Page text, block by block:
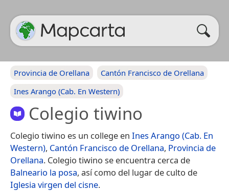
Provincia de Orellana
Cantón Francisco de Orellana
Ines Arango (Cab. En Western)
Colegio tiwino
Colegio tiwino es un college en Ines Arango (Cab. En
Western), Cantón Francisco de Orellana, Provincia de
Orellana. Colegio tiwino se encuentra cerca de
Balneario la posa, así como del lugar de culto de
Iglesia virgen del cisne.